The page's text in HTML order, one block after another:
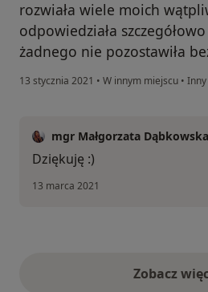
rozwiała wiele moich
odpowiedziała
żadnego nie pozostawiła
13 stycznia 2021 • W innym miejscu • Inny
mgr Małgorzata Dąbkowska
Dziękuję :)
13 marca 2021
Zobacz